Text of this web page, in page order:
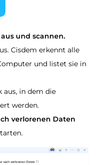
und scannen.
Cisdem erkennt alle
und listet sie in
aus, in dem die
werden.
verlorenen Daten